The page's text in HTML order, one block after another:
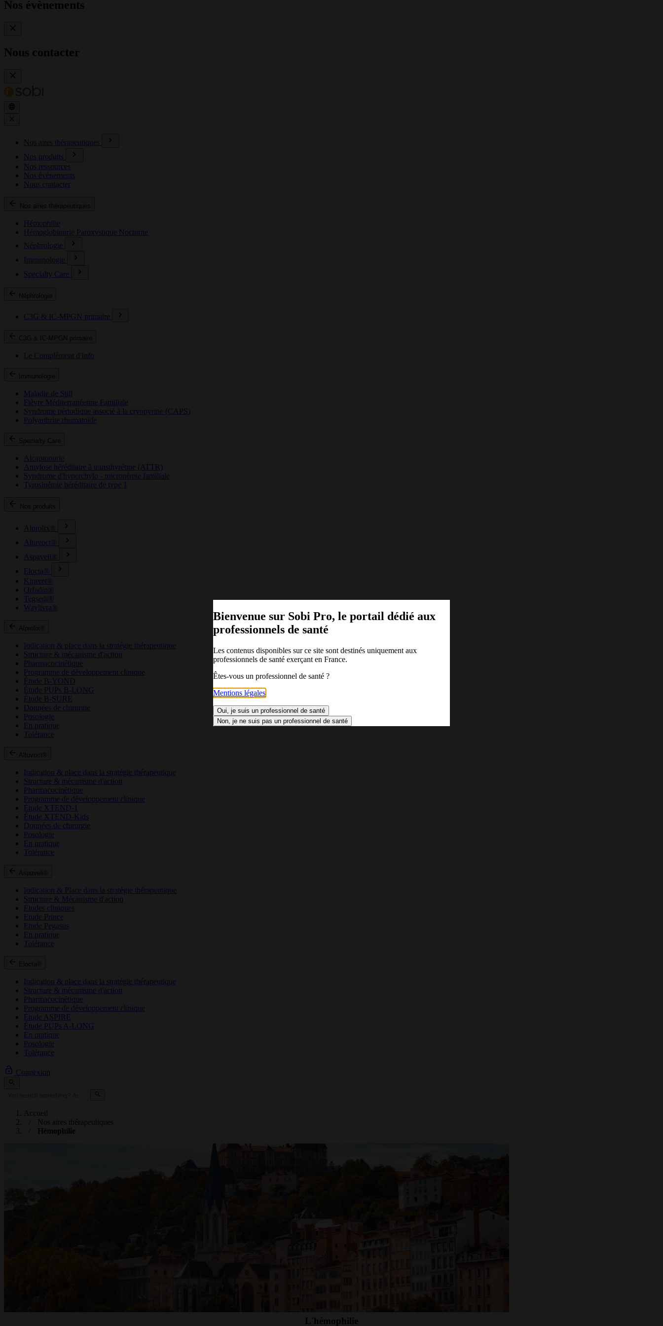
Nos évènements
Nous contacter
Nos aires thérapeutiques
Nos produits
Nos ressources
Nos évènements
Nous contacter
Nos aires thérapeutiques
Hémophilie
Hémoglobinurie Paroxystique Nocturne
Néphrologie
Immunologie
Specialty Care
Néphrologie
C3G & IC-MPGN primaire
C3G & IC-MPGN primaire
Le Complément d'Info
Immunologie
Maladie de Still
Fièvre Méditerranéenne Familiale
Syndrome périodique associé à la cryopyrine (CAPS)
Polyarthrite rhumatoïde
Specialty Care
Alcaptonurie
Amylose héréditaire à transthyrétine (ATTR)
Syndrome d'hyperchylo - micronémie familiale
Tyrosinémie héréditaire de type 1
Nos produits
Alprolix®
Altuvoct®
Aspaveli®
Elocta®
Kineret®
Orfadin®
Tegsedi®
Waylivra®
Alprolix®
Indication & place dans la stratégie thérapeutique
Structure & mécanisme d'action
Pharmacocinétique
Programme de développement clinique
Étude B-YOND
Étude PUPs B-LONG
Étude B-SURE
Données de chirurgie
Posologie
En pratique
Tolérance
Altuvoct®
Indication & place dans la stratégie thérapeutique
Structure & mécanisme d'action
Pharmacocinétique
Programme de développement clinique
Étude XTEND-1
Étude XTEND-Kids
Données de chirurgie
Posologie
En pratique
Tolérance
Aspaveli®
Indication & Place dans la stratégie thérapeutique
Structure & Mécanisme d'action
Etudes cliniques
Etude Prince
Etude Pegasus
En pratique
Tolérance
Elocta®
Indication & place dans la stratégie thérapeutique
Structure & mécanisme d'action
Pharmacocinétique
Programme de développement clinique
Étude ASPIRE
Étude PUPs A-LONG
En pratique
Posologie
Tolérance
Connexion
Accueil
Nos aires thérapeutiques
Hémophilie
L'hémophilie
Bienvenue sur Sobi Pro, le portail dédié aux
professionnels de santé
Les contenus disponibles sur ce site sont destinés uniquement aux
professionnels de santé exerçant en France.
Êtes-vous un professionnel de santé ?
Mentions légales
Oui, je suis un professionnel de santé
Non, je ne suis pas un professionnel de santé